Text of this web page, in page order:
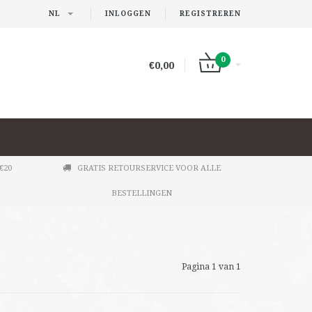
INLOGGEN REGISTREREN
NL
€0,00
0
GRATIS RETOURSERVICE VOOR ALLE
BESTELLINGEN
Pagina 1 van 1